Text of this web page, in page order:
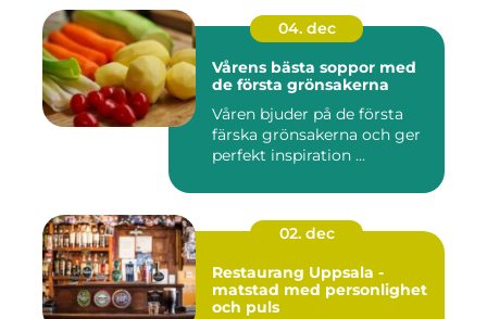
04. dec
Vårens bästa soppor med
de första grönsakerna
Våren bjuder på de första
färska grönsakerna och ger
perfekt inspiration ...
02. dec
Restaurang Uppsala -
matstad med personlighet
och puls